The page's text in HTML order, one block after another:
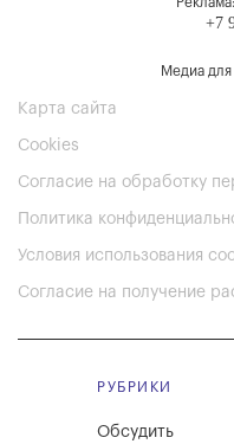
+7
Медиа
Карта сайта
Cookies
Согласие на обработку
Политика
Условия использования
Согласие на получение
РУБРИКИ
Обсудить